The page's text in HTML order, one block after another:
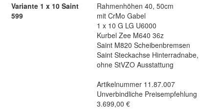
Variante 1 x 10 Saint
599
Rahmenhöhen 40, 50cm
mit CrMo Gabel
1 x 10 G LG U6000
Kurbel Zee M640 36z
Saint M820 Scheibenbremsen
Saint Steckachse Hinterradnabe,
ohne StVZO Ausstattung
Artikelnummer 11.87.007
Unverbindliche Preisempfehlung
3.699,00 €